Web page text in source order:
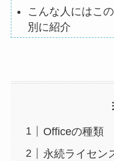
こんな人にはこ
別に紹介
Officeの種類
永続ライセン